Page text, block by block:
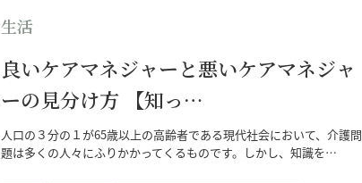
生活
良いケアマネジャーと悪いケアマネジャ
ーの見分け方 【知っ…
人口の３分の１が65歳以上の高齢者である現代社会において、介護問
題は多くの人々にふりかかってくるものです。しかし、知識を…